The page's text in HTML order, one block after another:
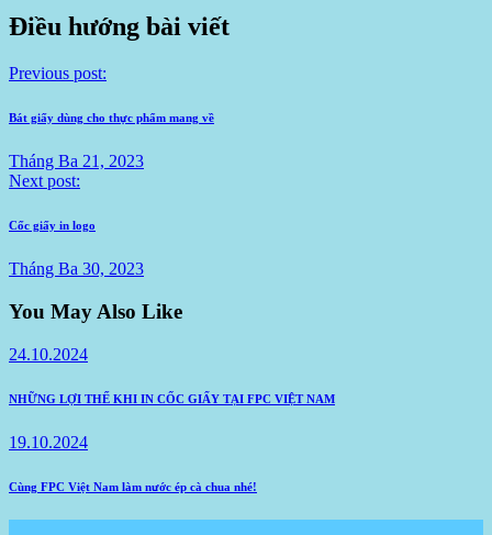
Điều hướng bài viết
Previous post:
Bát giấy dùng cho thực phẩm mang về
Tháng Ba 21, 2023
Next post:
Cốc giấy in logo
Tháng Ba 30, 2023
You May Also Like
24.10.2024
NHỮNG LỢI THẾ KHI IN CỐC GIẤY TẠI FPC VIỆT NAM
19.10.2024
Cùng FPC Việt Nam làm nước ép cà chua nhé!